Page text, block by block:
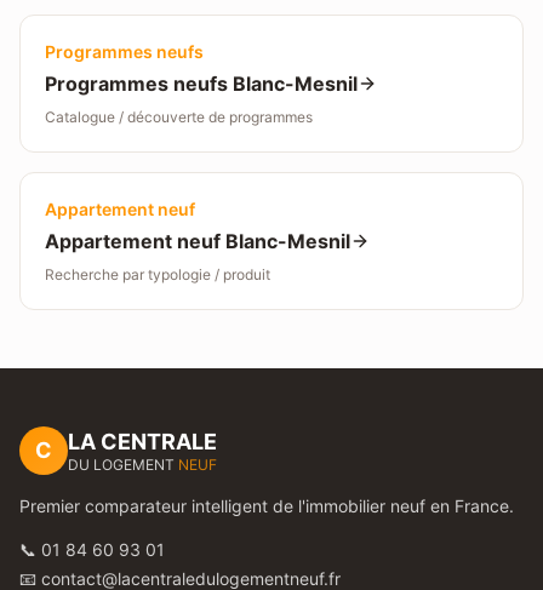
Programmes neufs
Programmes neufs Blanc-Mesnil
Catalogue / découverte de programmes
Appartement neuf
Appartement neuf Blanc-Mesnil
Recherche par typologie / produit
C LA CENTRALE
DU LOGEMENT NEUF
Premier comparateur intelligent de l'immobilier neuf en France.
📞 01 84 60 93 01
📧 contact@lacentraledulogementneuf.fr